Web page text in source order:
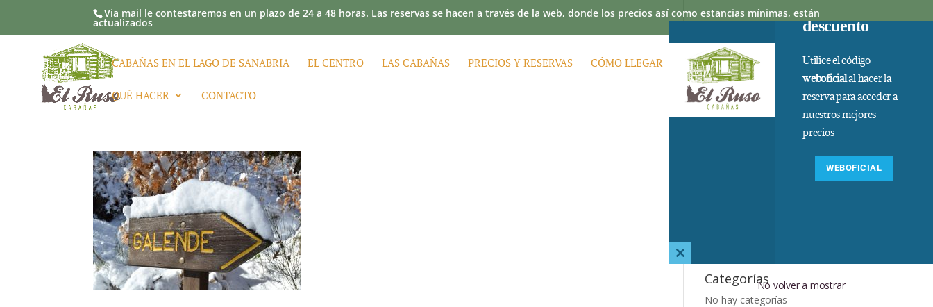
Via mail le contestaremos en un plazo de 24 a 48 horas. Las reservas se hacen a través de la web, donde los precios así como estancias mínimas, están
actualizados
CABAÑAS EN EL LAGO DE SANABRIA EL CENTRO LAS CABAÑAS PRECIOS Y RESERVAS CÓMO LLEGAR PREGUNTAS FRECUENTES
QUÉ HACER CONTACTO
Categorías
No hay categorías
Close
module
descuento
Utilice el código
weboficialal hacer la
reserva para acceder a
nuestros mejores
precios
WEBOFICIAL
No volver a mostrar